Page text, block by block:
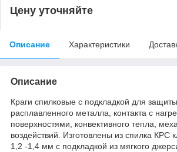
Цену уточняйте
Описание Характеристики
Описание
Краги спилковые с подкладкой для
расплавленного металла, контакта с
поверхностями, конвективного тепла,
воздействий. Изготовлены из спилка КРС
1,2 -1,4 мм с подкладкой из мягкого